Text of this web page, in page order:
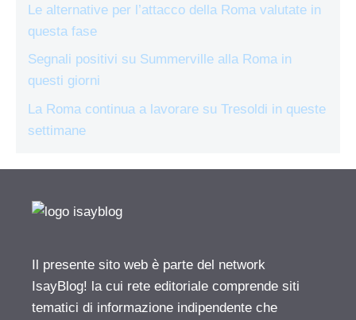
Le alternative per l’attacco della Roma valutate in
questa fase
Segnali positivi su Summerville alla Roma in
questi giorni
La Roma continua a lavorare su Tresoldi in queste
settimane
Il presente sito web è parte del network
IsayBlog! la cui rete editoriale comprende siti
tematici di informazione indipendente che